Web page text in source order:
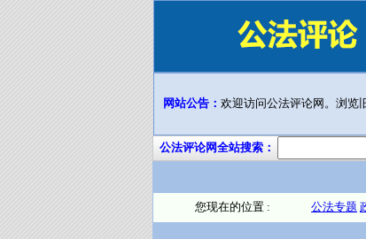
网站公告： 欢迎访问公法评论网。浏览
公法评论网全站搜索：
您现在的位置 : 公法专题